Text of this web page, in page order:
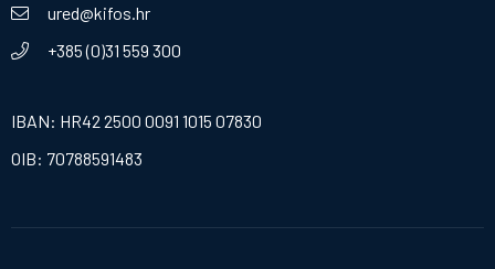
ured@kifos.hr
+385 (0)31 559 300
IBAN: HR42 2500 0091 1015 07830
OIB: 70788591483